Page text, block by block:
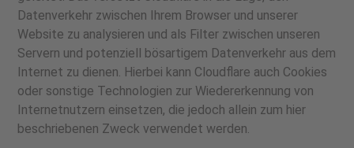
Datenverkehr zwischen Ihrem Browser und unserer
Website zu analysieren und als Filter zwischen unseren
Servern und potenziell bösartigem Datenverkehr aus dem
Internet zu dienen. Hierbei kann Cloudflare auch Cookies
oder sonstige Technologien zur Wiedererkennung von
Internetnutzern einsetzen, die jedoch allein zum hier
beschriebenen Zweck verwendet werden.